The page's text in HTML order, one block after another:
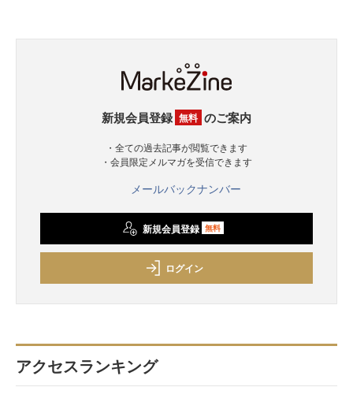
新規会員登録 無料 のご案内
・全ての過去記事が閲覧できます
・会員限定メルマガを受信できます
メールバックナンバー
新規会員登録 無料
ログイン
アクセスランキング